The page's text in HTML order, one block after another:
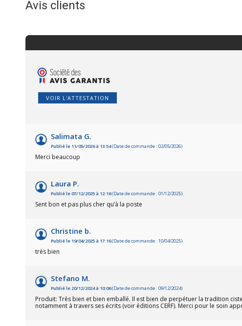
Avis clients
VOIR L'ATTESTATION
Salimata G.
Publié le 11/05/2026 à 13:54(Date de commande : 02/05/2026)
Merci beaucoup
Laura P.
Publié le 07/12/2025 à 12:16(Date de commande : 01/12/2025)
Sent bon et pas plus cher qu’à la poste
Christine b.
Publié le 19/04/2025 à 17:16(Date de commande : 10/04/2025)
très bien
Stefano M.
Publié le 20/12/2024 à 10:06(Date de commande : 09/12/2024)
Produit: Très bien et bien emballé. Il est bien de perpétuer la tradition
notamment à travers ses écrits (voir éditions CERF). Merci pour le soin